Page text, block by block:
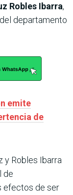
Robles Ibarra,
departamento
emite
de
y Robles Ibarra
de
efectos de ser